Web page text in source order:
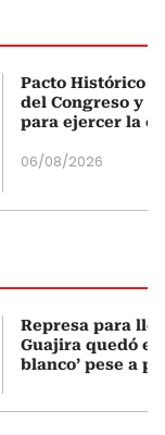
Pacto Histórico
del Congreso y
para ejercer la
06/08/2026
Represa para
Guajira quedó en
blanco’ pese a